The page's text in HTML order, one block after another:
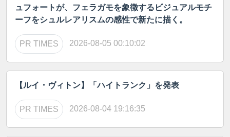
ュフォートが、フェラガモを象徴するビジュアルモチ
ーフをシュルレアリスムの感性で新たに描く。
PR TIMES 2026-08-05 00:10:02
【ルイ・ヴィトン】「ハイトランク」を発表
PR TIMES 2026-08-04 19:16:35